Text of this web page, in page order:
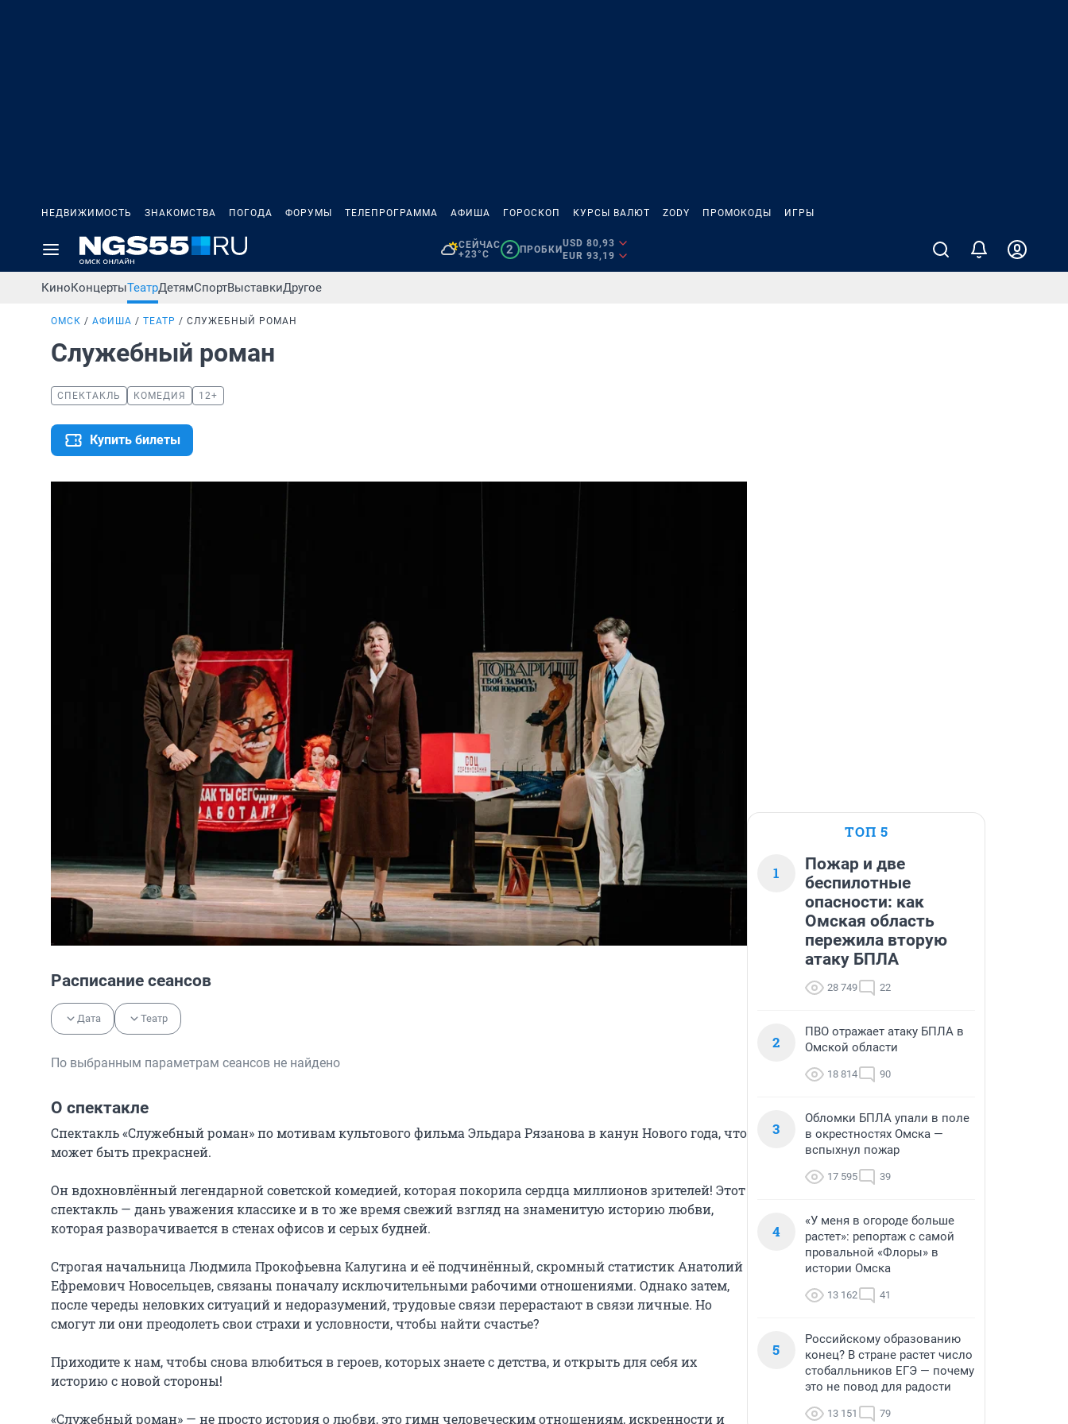
НЕДВИЖИМОСТЬ ЗНАКОМСТВА ПОГОДА ФОРУМЫ ТЕЛЕПРОГРАММА АФИША ГОРОСКОП КУРСЫ ВАЛЮТ ZODY ПРОМОКОДЫ ИГРЫ
СЕЙЧАС
+23°C
2 ПРОБКИ
USD 80,93
EUR 93,19
КиноКонцертыТеатрДетямСпортВыставкиДругое
ОМСК АФИША ТЕАТР СЛУЖЕБНЫЙ РОМАН
Служебный роман
СПЕКТАКЛЬ КОМЕДИЯ 12+
Купить билеты
Расписание сеансов
Дата Театр
По выбранным параметрам сеансов не найдено
О спектакле
Спектакль «Служебный роман» по мотивам культового фильма Эльдара Рязанова в канун Нового года, что
может быть прекрасней.
Он вдохновлённый легендарной советской комедией, которая покорила сердца миллионов зрителей! Этот
спектакль — дань уважения классике и в то же время свежий взгляд на знаменитую историю любви,
которая разворачивается в стенах офисов и серых будней.
Строгая начальница Людмила Прокофьевна Калугина и её подчинённый, скромный статистик Анатолий
Ефремович Новосельцев, связаны поначалу исключительными рабочими отношениями. Однако затем,
после череды неловких ситуаций и недоразумений, трудовые связи перерастают в связи личные. Но
смогут ли они преодолеть свои страхи и условности, чтобы найти счастье?
Приходите к нам, чтобы снова влюбиться в героев, которых знаете с детства, и открыть для себя их
историю с новой стороны!
«Служебный роман» — не просто история о любви, это гимн человеческим отношениям, искренности и
ТОП 5
1
Пожар и две
беспилотные
опасности: как
Омская область
пережила вторую
атаку БПЛА
28 749 22
2
ПВО отражает атаку БПЛА в
Омской области
18 814 90
3
Обломки БПЛА упали в поле
в окрестностях Омска —
вспыхнул пожар
17 595 39
4
«У меня в огороде больше
растет»: репортаж с самой
провальной «Флоры» в
истории Омска
13 162 41
5
Российскому образованию
конец? В стране растет число
стобалльников ЕГЭ — почему
это не повод для радости
13 151 79